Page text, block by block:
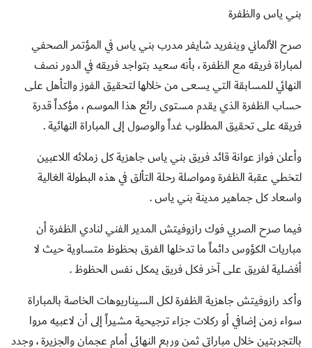
بني ياس والظفرة
صرح الألماني وينفريد شايفر مدرب بني ياس في المؤتمر الصحفي
لمباراة فريقه مع الظفرة ، بأنه سعيد بتواجد فريقه في الدور نصف
النهائي للمسابقة التي يسعى من خلالها لتحقيق الفوز والتأهل على
حساب الظفرة الذي يقدم مستوى رائع هذا الموسم ، مؤكداً قدرة
فريقه على تحقيق المطلوب غداً والوصول إلى المباراة النهائية .
وأعلن فواز عوانة قائد فريق بني ياس جاهزية كل زملائه اللاعبين
لتخطي عقبة الظفرة ومواصلة رحلة التألق في هذه البطولة الغالية
واسعاد كل جماهير مدينة بني ياس .
فيما صرح الصربي فوك رازوفيتش المدير الفني لنادي الظفرة أن
مباريات الكؤوس دائماً ما تدخلها الفرق بحظوظ متساوية حيث لا
أفضلية لفريق على آخر فكل فريق يمكل نفس الحظوظ .
وأكد رازوفيتش جاهزية الظفرة لكل السيناريوهات الخاصة بالمباراة
سواء زمن إضافي أو ركلات جزاء ترجيحية مشيراً إلى أن لاعبيه مروا
بالتجربتين خلال مباراتي ثمن وربع النهائي أمام عجمان والجزيرة ، وجدد